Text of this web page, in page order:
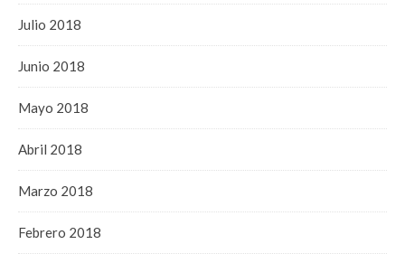
Julio 2018
Junio 2018
Mayo 2018
Abril 2018
Marzo 2018
Febrero 2018